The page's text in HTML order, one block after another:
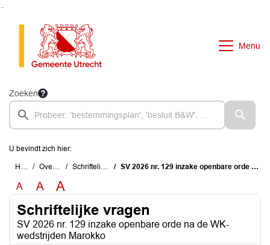
Menu
Zoeken
U bevindt zich hier:
Home Overzichten Schriftelijke vragen SV 2026 nr. 129 inzake openbare orde na de WK-wedstrijden Marokko
A A A
Schriftelijke vragen
SV 2026 nr. 129 inzake openbare orde na de WK-
wedstrijden Marokko